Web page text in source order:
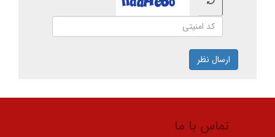
ارسال نظر
تماس با ما